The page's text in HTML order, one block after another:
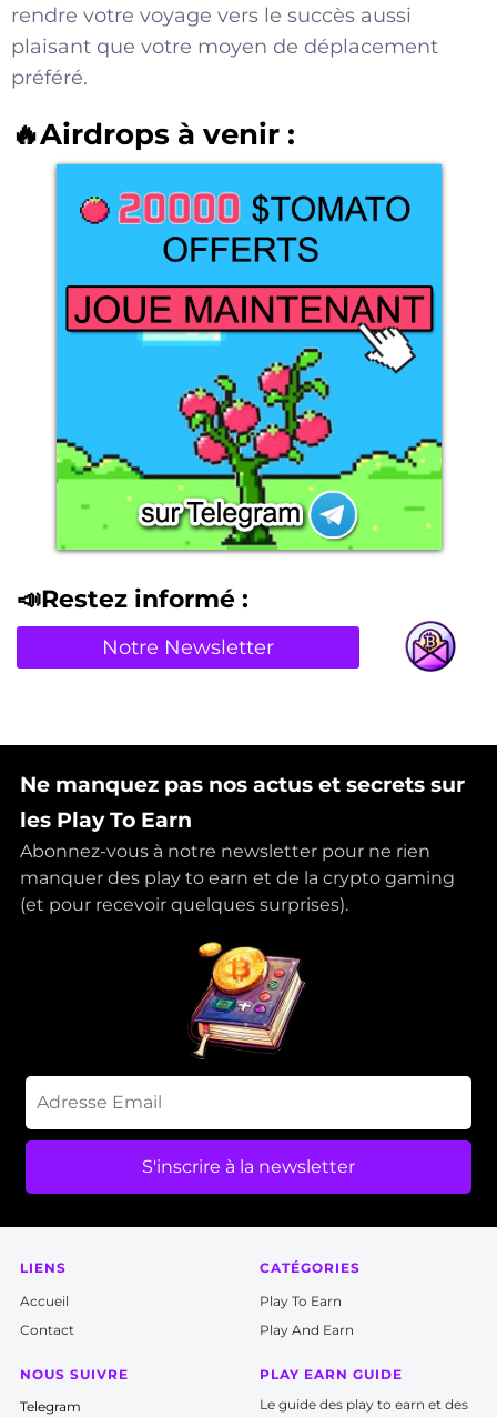
rendre votre voyage vers le succès aussi
plaisant que votre moyen de déplacement
préféré.
🔥Airdrops à venir :
📣Restez informé :
Notre Newsletter
Ne manquez pas nos actus et secrets sur
les Play To Earn
Abonnez-vous à notre newsletter pour ne rien
manquer des play to earn et de la crypto gaming
(et pour recevoir quelques surprises).
S'inscrire à la newsletter
LIENS
Accueil
Contact
CATÉGORIES
Play To Earn
Play And Earn
NOUS SUIVRE
Telegram
PLAY EARN GUIDE
Le guide des play to earn et des